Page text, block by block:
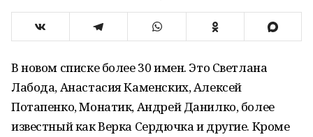
В новом списке более 30 имен. Это Светлана
Лабода, Анастасия Каменских, Алексей
Потапенко, Монатик, Андрей Данилко, более
известный как Верка Сердючка и другие. Кроме